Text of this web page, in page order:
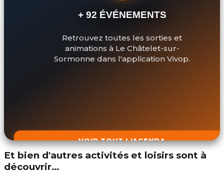
+ 92 ÉVÉNEMENTS
Retrouvez toutes les sorties et
animations à Le Châtelet-sur-
Sormonne dans l'application Vivop.
VOIR TOUT L'AGENDA
Et bien d'autres activités et loisirs sont à
découvrir…